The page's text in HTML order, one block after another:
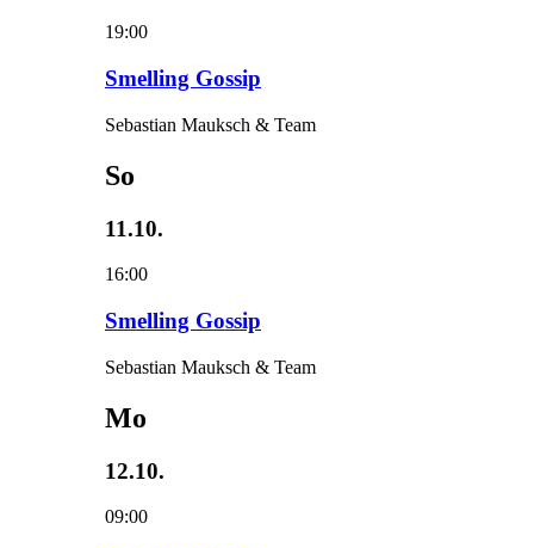
19:00
Smelling Gossip
Sebastian Mauksch & Team
So
11.10.
16:00
Smelling Gossip
Sebastian Mauksch & Team
Mo
12.10.
09:00